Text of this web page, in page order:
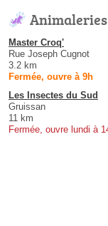
Master Croq'
Rue Joseph Cugnot
3.2 km
Fermée, ouvre à 9h
Les Insectes du Sud
Gruissan
11 km
Fermée, ouvre lundi à